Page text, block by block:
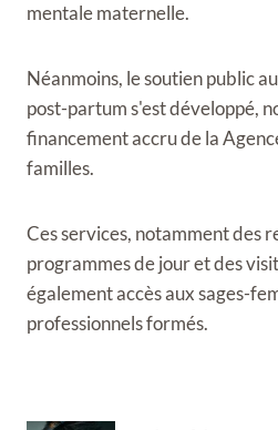
mentale maternelle.
Néanmoins, le soutien public
post-partum s'est développé,
financement accru de la
familles.
Ces services, notamment des
programmes de jour et des
également accès aux sages-
professionnels formés.